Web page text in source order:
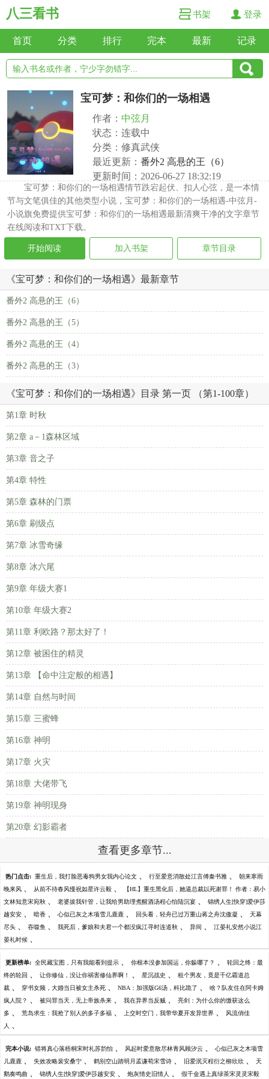
八三看书 书架 登录
首页 分类 排行 完本 最新 记录
宝可梦：和你们的一场相遇
作者： 中弦月
状态：连载中
分类：修真武侠
最近更新： 番外2 高悬的王（6）
更新时间：2026-06-27 18:32:19
宝可梦：和你们的一场相遇情节跌宕起伏、扣人心弦，是一本情
节与文笔俱佳的其他类型小说，宝可梦：和你们的一场相遇-中弦月-
小说旗免费提供宝可梦：和你们的一场相遇最新清爽干净的文字章节
在线阅读和TXT下载。
开始阅读 加入书架 章节目录
《宝可梦：和你们的一场相遇》最新章节
番外2 高悬的王（6）
番外2 高悬的王（5）
番外2 高悬的王（4）
番外2 高悬的王（3）
《宝可梦：和你们的一场相遇》目录 第一页 （第1-100章）
第1章 时秋
第2章 a－1森林区域
第3章 音之子
第4章 特性
第5章 森林的门票
第6章 刷级点
第7章 冰雪奇缘
第8章 冰六尾
第9章 年级大赛1
第10章 年级大赛2
第11章 利欧路？那太好了！
第12章 被困住的精灵
第13章 【命中注定般的相遇】
第14章 自然与时间
第15章 三蜜蜂
第16章 神明
第17章 火灾
第18章 大佬带飞
第19章 神明现身
第20章 幻影霸者
查看更多章节...
热门点击: 重生后，我打脸恶毒狗男女我内心论文 、 行至爱意消散处江言傅秦书雅 、 朝来寒雨
晚来风 、 从前不待春风慢祝如星许云毅 、 【HL】重生黑化后，她逼总裁以死谢罪！ 作者：易小
文林知意宋宛秋 、 老婆拔我针管，让我给男助理煮醒酒汤程心怡陆沉宴 、 锦绣人生[快穿]爱伊莎
越安安 、 暗香 、 心似已灰之木项雪儿鹿鹿 、 回头看，轻舟已过万重山蒋之舟沈傲凝 、 天幕
尽头 、 吞噬鱼 、 我死后，爹娘和夫君一个都没疯江寻时连道秋 、 异间 、 江晏礼安然小说江
晏礼时候 、
更新榜单: 全民藏宝图，只有我能看到提示 、 你根本没参加国运，你躲哪了？ 、 轮回之终：最
终的轮回 、 让你修仙，没让你祸害修仙界啊！ 、 星沉战史 、 租个男友，竟是千亿霸道总
裁 、 穿书女频，大婚当日被女主杀死 、 NBA：加强版G6汤，科比跪了 、 啥？队友住在阿卡姆
疯人院？ 、 被问罪当天，无上帝族杀来 、 我在异界当反贼 、 亮剑：为什么你的缴获这么
多 、 荒岛求生：我抢了别人的多子多福 、 上交时空门，我带华夏开发异世界 、 风流俏佳
人 、
完本小说: 错将真心落梧桐宋时礼苏韵怡 、 风起时爱意散尽林青风顾汐云 、 心似已灰之木项雪
儿鹿鹿 、 失效攻略裴安桑宁 、 鹤别空山踏明月孟谦荀宋雪诗 、 旧爱泯灭程衍之柳欣欣 、 天
鹅奏鸣曲 、 锦绣人生[快穿]爱伊莎越安安 、 炮灰情史旧情人 、 假千金遇上真绿茶宋灵灵宋毅